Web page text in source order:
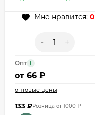
Мне нравится: 0
- +
Опт i
от 66 ₽
оптовые цены
133 ₽Розница от 1000 ₽